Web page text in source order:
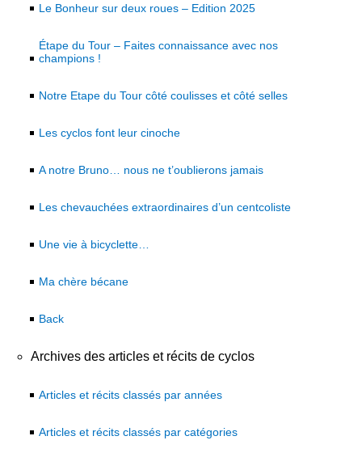
Le Bonheur sur deux roues – Edition 2025
Étape du Tour – Faites connaissance avec nos
champions !
Notre Etape du Tour côté coulisses et côté selles
Les cyclos font leur cinoche
A notre Bruno… nous ne t’oublierons jamais
Les chevauchées extraordinaires d’un centcoliste
Une vie à bicyclette…
Ma chère bécane
Back
Archives des articles et récits de cyclos
Articles et récits classés par années
Articles et récits classés par catégories